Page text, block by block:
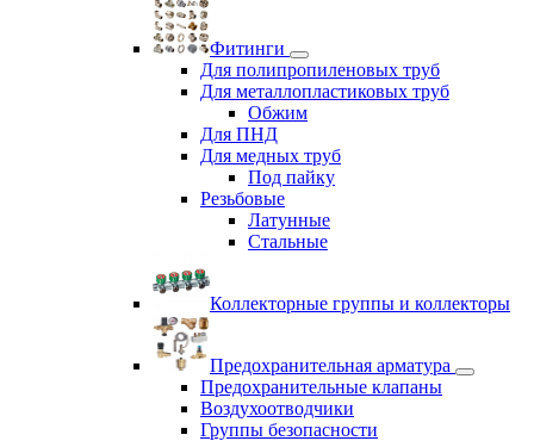
Фитинги
Для полипропиленовых труб
Для металлопластиковых труб
Обжим
Для ПНД
Для медных труб
Под пайку
Резьбовые
Латунные
Cтальные
Коллекторные группы и коллекторы
Предохранительная арматура
Предохранительные клапаны
Воздухоотводчики
Группы безопасности